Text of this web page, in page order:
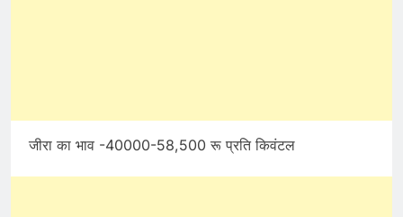
जीरा का भाव -40000-58,500 रू प्रति किवंटल